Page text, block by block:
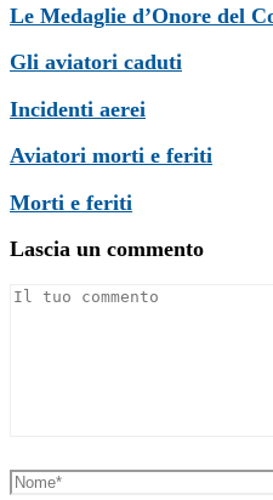
Le Medaglie d’Onore del
Gli aviatori caduti
Incidenti aerei
Aviatori morti e feriti
Morti e feriti
Lascia un commento